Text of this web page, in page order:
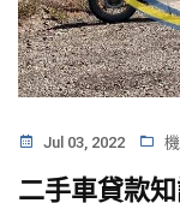
Jul 03, 2022
二手車貸款